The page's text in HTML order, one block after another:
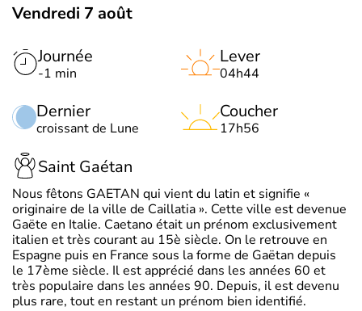
Vendredi 7 août
Journée
-1 min
Dernier
croissant de Lune
Lever
04h44
Coucher
17h56
Saint Gaétan
Nous fêtons GAETAN qui vient du latin et signifie «
originaire de la ville de Caillatia ». Cette ville est devenue
Gaëte en Italie. Caetano était un prénom exclusivement
italien et très courant au 15è siècle. On le retrouve en
Espagne puis en France sous la forme de Gaëtan depuis
le 17ème siècle. Il est apprécié dans les années 60 et
très populaire dans les années 90. Depuis, il est devenu
plus rare, tout en restant un prénom bien identifié.